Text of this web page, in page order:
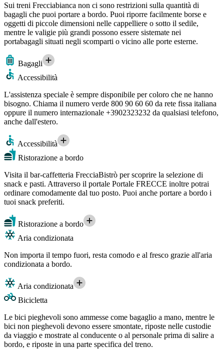
Sui treni Frecciabianca non ci sono restrizioni sulla quantità di
bagagli che puoi portare a bordo. Puoi riporre facilmente borse e
oggetti di piccole dimensioni nelle cappelliere o sotto il sedile,
mentre le valigie più grandi possono essere sistemate nei
portabagagli situati negli scomparti o vicino alle porte esterne.
Bagagli
Accessibilità
L'assistenza speciale è sempre disponibile per coloro che ne hanno
bisogno. Chiama il numero verde 800 90 60 60 da rete fissa italiana
oppure il numero internazionale +3902323232 da qualsiasi telefono,
anche dall'estero.
Accessibilità
Ristorazione a bordo
Visita il bar-caffetteria FrecciaBistrò per scoprire la selezione di
snack e pasti. Attraverso il portale Portale FRECCE inoltre potrai
ordinare comodamente dal tuo posto. Puoi anche portare a bordo i
tuoi snack preferiti.
Ristorazione a bordo
Aria condizionata
Non importa il tempo fuori, resta comodo e al fresco grazie all'aria
condizionata a bordo.
Aria condizionata
Bicicletta
Le bici pieghevoli sono ammesse come bagaglio a mano, mentre le
bici non pieghevoli devono essere smontate, riposte nelle custodie
da viaggio e mostrate al conducente o al personale prima di salire a
bordo, e riposte in una parte specifica del treno.